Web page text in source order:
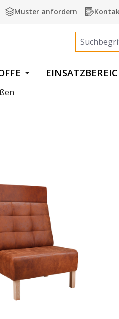
Muster anfordern